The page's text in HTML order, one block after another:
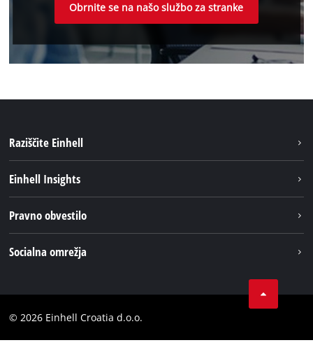
Obrnite se na našo službo za stranke
Raziščite Einhell
Aku sistem
Brushless
Einhell Insights
Einhell globalno
Pravno obvestilo
Skladnost
Socialna omrežja
Facebook
© 2026 Einhell Croatia d.o.o.